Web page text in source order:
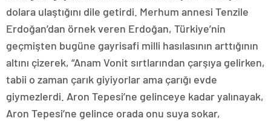
dolara ulaştığını dile getirdi. Merhum annesi Tenzile
Erdoğan’dan örnek veren Erdoğan, Türkiye’nin
geçmişten bugüne gayrisafi milli hasılasının arttığının
altını çizerek, “Anam Vonit sırtlarından çarşıya gelirken,
tabii o zaman çarık giyiyorlar ama çarığı evde
giymezlerdi. Aron Tepesi’ne gelinceye kadar yalınayak,
Aron Tepesi’ne gelince orada onu suya sokar,